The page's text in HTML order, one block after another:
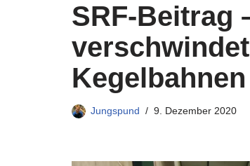
SRF-Beitrag
Kegelbahnen
Jungspund 9. Dezember 2020